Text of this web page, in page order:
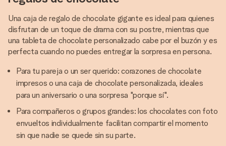
Una caja de regalo de chocolate gigante es ideal para quienes
disfrutan de un toque de drama con su postre, mientras que
una tableta de chocolate personalizado cabe por el buzón y es
perfecta cuando no puedes entregar la sorpresa en persona.
Para tu pareja o un ser querido: corazones de chocolate
impresos o una caja de chocolate personalizada, ideales
para un aniversario o una sorpresa "porque sí".
Para compañeros o grupos grandes: los chocolates con foto
envueltos individualmente facilitan compartir el momento
sin que nadie se quede sin su parte.